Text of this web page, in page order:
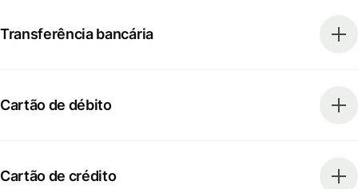
Transferência bancária
Cartão de débito
Cartão de crédito